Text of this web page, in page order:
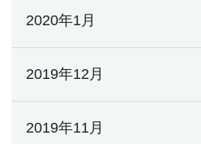
2020年1月
2019年12月
2019年11月